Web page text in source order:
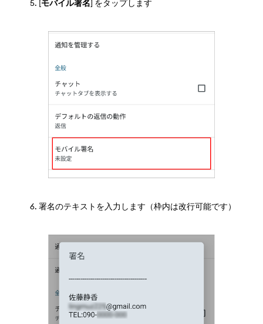
[モバイル署名] をタップします
署名のテキストを入力します（枠内は改行可能です）